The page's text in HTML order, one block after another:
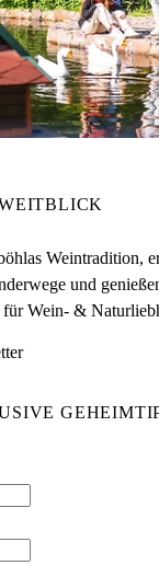
Weintradition,
und
Wein- &